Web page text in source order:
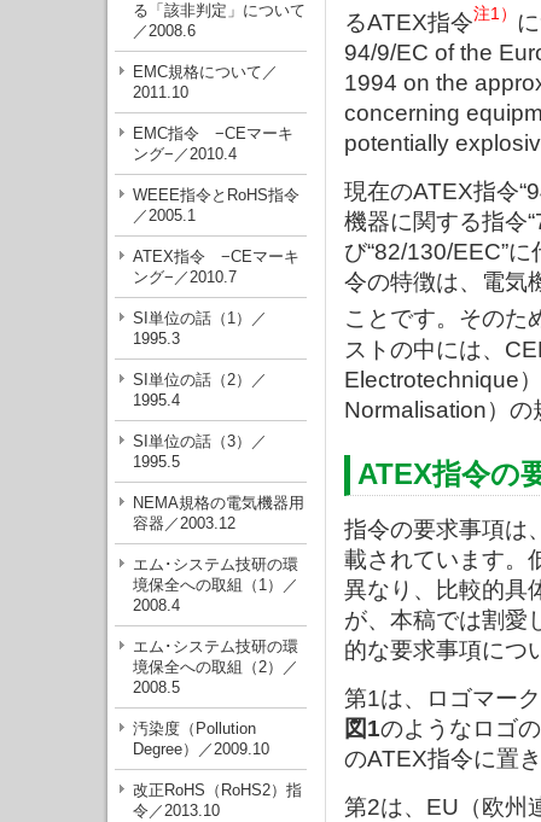
る「該非判定」について
／2008.6
EMC規格について／
2011.10
EMC指令 −CEマーキ
ング−／2010.4
WEEE指令とRoHS指令
／2005.1
ATEX指令 −CEマーキ
ング−／2010.7
SI単位の話（1）／
1995.3
SI単位の話（2）／
1995.4
SI単位の話（3）／
1995.5
NEMA規格の電気機器用
容器／2003.12
エム･システム技研の環
境保全への取組（1）／
2008.4
エム･システム技研の環
境保全への取組（2）／
2008.5
汚染度（Pollution
Degree）／2009.10
改正RoHS（RoHS2）指
令／2013.10
るATEX指令注1）
94/9/EC of the
1994 on the
concerning
potentially
現在のATEX指令
機器に関する指令
び“82/130/EEC”
令の特徴は、電気
ことです。そのた
ストの中には、
Electrotechnique
Normalisation）の
ATEX指令
指令の要求事項は
載されています。
異なり、比較的具
が、本稿では割愛
的な要求事項につ
第1は、ロゴマー
図1のようなロゴ
のATEX指令に置
第2は、EU（欧州